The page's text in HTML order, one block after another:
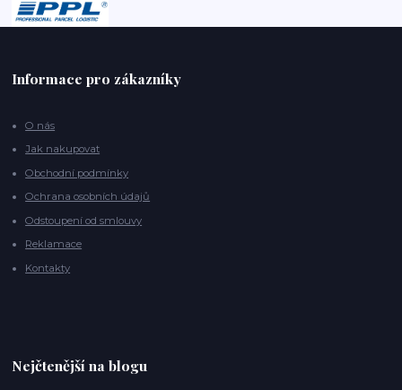
Informace pro zákazníky
O nás
Jak nakupovat
Obchodní podmínky
Ochrana osobních údajů
Odstoupení od smlouvy
Reklamace
Kontakty
Nejčtenější na blogu